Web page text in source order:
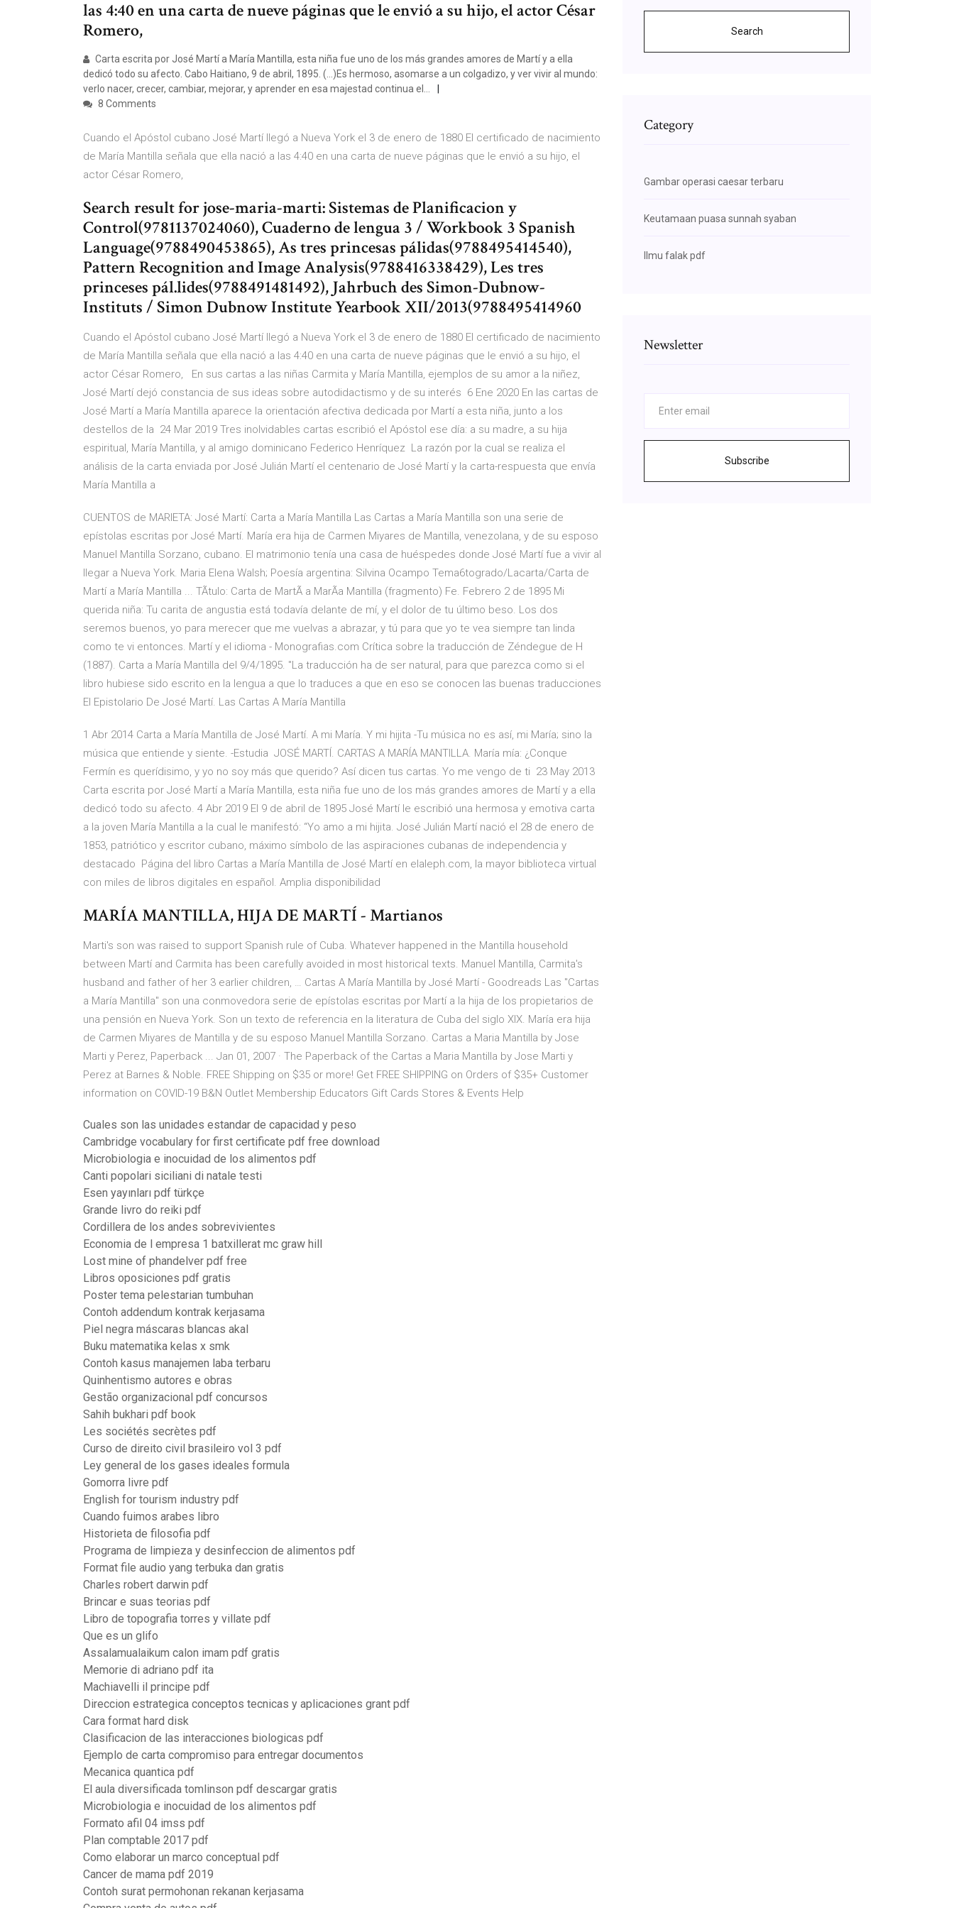
las 4:40 en una carta de nueve páginas que le envió a su hijo, el actor César
Romero,
Carta escrita por José Martí a María Mantilla, esta niña fue uno de los más grandes amores de Martí y a ella
dedicó todo su afecto. Cabo Haitiano, 9 de abril, 1895. (…)Es hermoso, asomarse a un colgadizo, y ver vivir al mundo:
verlo nacer, crecer, cambiar, mejorar, y aprender en esa majestad continua el…
8 Comments
Cuando el Apóstol cubano José Martí llegó a Nueva York el 3 de enero de 1880 El certificado de nacimiento
de María Mantilla señala que ella nació a las 4:40 en una carta de nueve páginas que le envió a su hijo, el
actor César Romero,
Search result for jose-maria-marti: Sistemas de Planificacion y
Control(9781137024060), Cuaderno de lengua 3 / Workbook 3 Spanish
Language(9788490453865), As tres princesas pálidas(9788495414540),
Pattern Recognition and Image Analysis(9788416338429), Les tres
princeses pál.lides(9788491481492), Jahrbuch des Simon-Dubnow-
Instituts / Simon Dubnow Institute Yearbook XII/2013(9788495414960
Cuando el Apóstol cubano José Martí llegó a Nueva York el 3 de enero de 1880 El certificado de nacimiento
de María Mantilla señala que ella nació a las 4:40 en una carta de nueve páginas que le envió a su hijo, el
actor César Romero, En sus cartas a las niñas Carmita y María Mantilla, ejemplos de su amor a la niñez,
José Martí dejó constancia de sus ideas sobre autodidactismo y de su interés 6 Ene 2020 En las cartas de
José Martí a María Mantilla aparece la orientación afectiva dedicada por Martí a esta niña, junto a los
destellos de la 24 Mar 2019 Tres inolvidables cartas escribió el Apóstol ese día: a su madre, a su hija
espiritual, María Mantilla, y al amigo dominicano Federico Henríquez La razón por la cual se realiza el
análisis de la carta enviada por José Julián Martí el centenario de José Martí y la carta-respuesta que envía
María Mantilla a
CUENTOS de MARIETA: José Martí: Carta a María Mantilla Las Cartas a María Mantilla son una serie de
epístolas escritas por José Martí. María era hija de Carmen Miyares de Mantilla, venezolana, y de su esposo
Manuel Mantilla Sorzano, cubano. El matrimonio tenía una casa de huéspedes donde José Martí fue a vivir al
llegar a Nueva York. Maria Elena Walsh; Poesía argentina: Silvina Ocampo Tema6togrado/Lacarta/Carta de
Martí a María Mantilla ... TÃ­tulo: Carta de MartÃ­ a MarÃ­a Mantilla (fragmento) Fe. Febrero 2 de 1895 Mi
querida niña: Tu carita de angustia está todavía delante de mí, y el dolor de tu último beso. Los dos
seremos buenos, yo para merecer que me vuelvas a abrazar, y tú para que yo te vea siempre tan linda
como te vi entonces. Martí y el idioma - Monografias.com Crítica sobre la traducción de Zéndegue de H
(1887). Carta a María Mantilla del 9/4/1895. "La traducción ha de ser natural, para que parezca como si el
libro hubiese sido escrito en la lengua a que lo traduces a que en eso se conocen las buenas traducciones
El Epistolario De José Martí. Las Cartas A María Mantilla
1 Abr 2014 Carta a María Mantilla de José Martí. A mi María. Y mi hijita -Tu música no es así, mi María; sino la
música que entiende y siente. -Estudia JOSÉ MARTÍ. CARTAS A MARÍA MANTILLA. María mía: ¿Conque
Fermín es querídisimo, y yo no soy más que querido? Así dicen tus cartas. Yo me vengo de ti 23 May 2013
Carta escrita por José Martí a María Mantilla, esta niña fue uno de los más grandes amores de Martí y a ella
dedicó todo su afecto. 4 Abr 2019 El 9 de abril de 1895 José Martí le escribió una hermosa y emotiva carta
a la joven María Mantilla a la cual le manifestó: “Yo amo a mi hijita. José Julián Martí nació el 28 de enero de
1853, patriótico y escritor cubano, máximo símbolo de las aspiraciones cubanas de independencia y
destacado Página del libro Cartas a María Mantilla de José Martí en elaleph.com, la mayor biblioteca virtual
con miles de libros digitales en español. Amplia disponibilidad
MARÍA MANTILLA, HIJA DE MARTÍ - Martianos
Marti's son was raised to support Spanish rule of Cuba. Whatever happened in the Mantilla household
between Martí and Carmita has been carefully avoided in most historical texts. Manuel Mantilla, Carmita's
husband and father of her 3 earlier children, … Cartas A María Mantilla by José Martí - Goodreads Las "Cartas
a María Mantilla" son una conmovedora serie de epístolas escritas por Martí a la hija de los propietarios de
una pensión en Nueva York. Son un texto de referencia en la literatura de Cuba del siglo XIX. María era hija
de Carmen Miyares de Mantilla y de su esposo Manuel Mantilla Sorzano. Cartas a Maria Mantilla by Jose
Marti y Perez, Paperback ... Jan 01, 2007 · The Paperback of the Cartas a Maria Mantilla by Jose Marti y
Perez at Barnes & Noble. FREE Shipping on $35 or more! Get FREE SHIPPING on Orders of $35+ Customer
information on COVID-19 B&N Outlet Membership Educators Gift Cards Stores & Events Help
Cuales son las unidades estandar de capacidad y peso
Cambridge vocabulary for first certificate pdf free download
Microbiologia e inocuidad de los alimentos pdf
Canti popolari siciliani di natale testi
Esen yayınları pdf türkçe
Grande livro do reiki pdf
Cordillera de los andes sobrevivientes
Economia de l empresa 1 batxillerat mc graw hill
Lost mine of phandelver pdf free
Libros oposiciones pdf gratis
Poster tema pelestarian tumbuhan
Contoh addendum kontrak kerjasama
Piel negra máscaras blancas akal
Buku matematika kelas x smk
Contoh kasus manajemen laba terbaru
Quinhentismo autores e obras
Gestão organizacional pdf concursos
Sahih bukhari pdf book
Les sociétés secrètes pdf
Curso de direito civil brasileiro vol 3 pdf
Ley general de los gases ideales formula
Gomorra livre pdf
English for tourism industry pdf
Cuando fuimos arabes libro
Historieta de filosofia pdf
Programa de limpieza y desinfeccion de alimentos pdf
Format file audio yang terbuka dan gratis
Charles robert darwin pdf
Brincar e suas teorias pdf
Libro de topografia torres y villate pdf
Que es un glifo
Assalamualaikum calon imam pdf gratis
Memorie di adriano pdf ita
Machiavelli il principe pdf
Direccion estrategica conceptos tecnicas y aplicaciones grant pdf
Cara format hard disk
Clasificacion de las interacciones biologicas pdf
Ejemplo de carta compromiso para entregar documentos
Mecanica quantica pdf
El aula diversificada tomlinson pdf descargar gratis
Microbiologia e inocuidad de los alimentos pdf
Formato afil 04 imss pdf
Plan comptable 2017 pdf
Como elaborar un marco conceptual pdf
Cancer de mama pdf 2019
Contoh surat permohonan rekanan kerjasama
Search
Category
Gambar operasi caesar terbaru
Keutamaan puasa sunnah syaban
Ilmu falak pdf
Newsletter
Subscribe